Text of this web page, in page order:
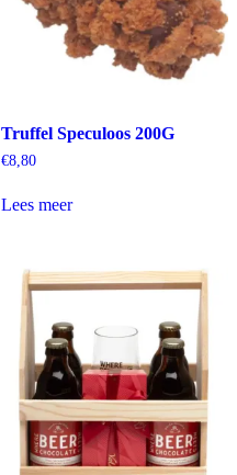
Truffel Speculoos 200G
€8,80
Lees meer